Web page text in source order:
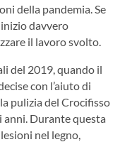
della pandemia. Se
davvero
il lavoro svolto.
del 2019, quando il
con l’aiuto di
pulizia del Crocifisso
Durante questa
nel legno,